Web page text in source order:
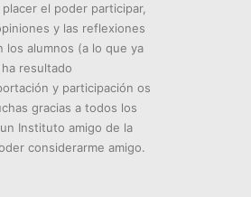
el poder participar,
y las reflexiones
alumnos (a lo que ya
resultado
y participación os
gracias a todos los
Instituto amigo de la
considerarme amigo.